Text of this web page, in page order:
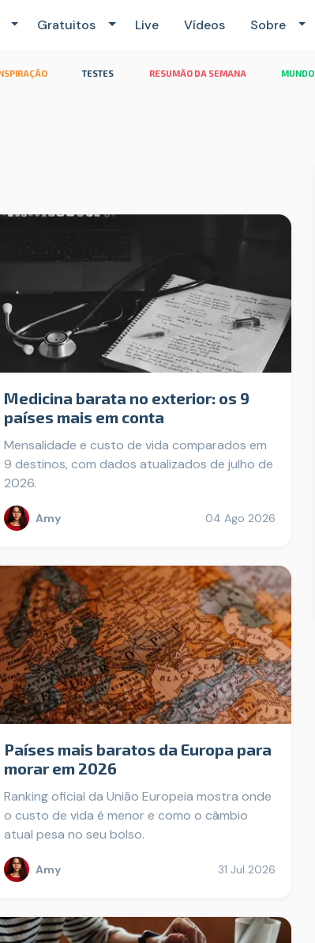
Gratuitos Live Vídeos Sobre
TESTES RESUMÃO DA SEMANA MUNDO
Medicina barata no exterior: os 9
países mais em conta
Mensalidade e custo de vida comparados em
9 destinos, com dados atualizados de julho de
2026.
Amy 04 Ago 2026
Países mais baratos da Europa para
morar em 2026
Ranking oficial da União Europeia mostra onde
o custo de vida é menor e como o câmbio
atual pesa no seu bolso.
Amy 31 Jul 2026